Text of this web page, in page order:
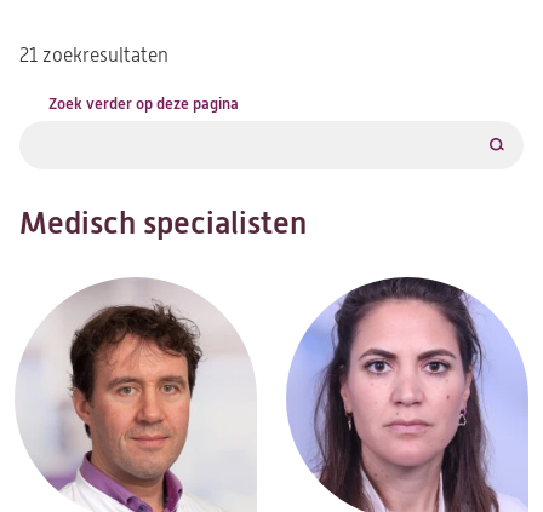
21 zoekresultaten
Zoek verder op deze pagina
Medisch specialisten